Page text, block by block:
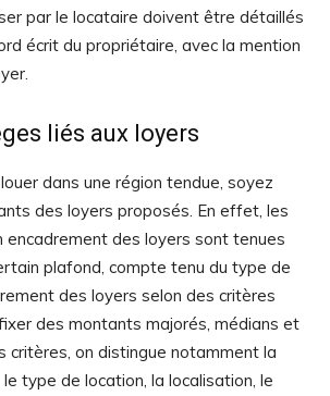
par le locataire doivent être détaillés
écrit du propriétaire, avec la mention
liés aux loyers
dans une région tendue, soyez
des loyers proposés. En effet, les
encadrement des loyers sont tenues
plafond, compte tenu du type de
des loyers selon des critères
des montants majorés, médians et
critères, on distingue notamment la
type de location, la localisation, le